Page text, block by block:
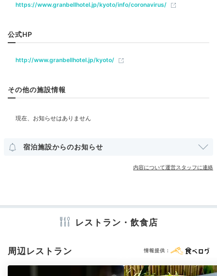
宿では夕食の提供をしていないため、外食かテイクアウ
が印象的な空間で、素敵な時間を過ごして。
22:30
お部屋でまったり
Youtube三昧
ベビー＆子供関連
部屋情報
※設備・アメニティは、確認が取れている情報を表示しています。
https://www.granbellhotel.jp/kyoto/info/coronavirus/
公式HP
http://www.granbellhotel.jp/kyoto/
その他の施設情報
宿泊施設からのお知らせ
内容について運営スタッフに連絡
レストラン・飲食店
周辺レストラン 情報提供：